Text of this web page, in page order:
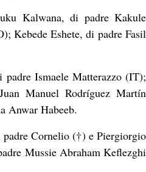
Kalwana, di padre Kakule
Kebede Eshete, di padre Fasil
Ismaele Matterazzo (IT);
Manuel Rodríguez Martín
Anwar Habeeb.
Cornelio (†) e Piergiorgio
Mussie Abraham Keflezghi